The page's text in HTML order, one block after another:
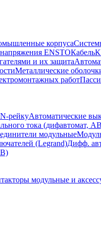
корпуса
напряжения ENSTOКабель
и их защита
Металлические
работ
рейкуАвтоматические
тока (дифавтомат,
модульные
(Legrand)Дифф.
модульные и